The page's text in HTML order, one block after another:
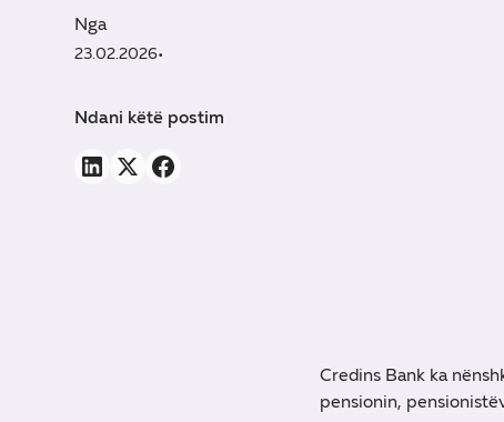
Nga
23.02.2026•
Ndani këtë postim
Credins Bank ka
pensionin,